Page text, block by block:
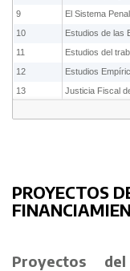
9
El Sistema
10
Estudios de las
11
Estudios del
12
Estudios
13
Justicia Fiscal
Metodología
18
Territorio, Vino
PROYECTOS
Proyectos